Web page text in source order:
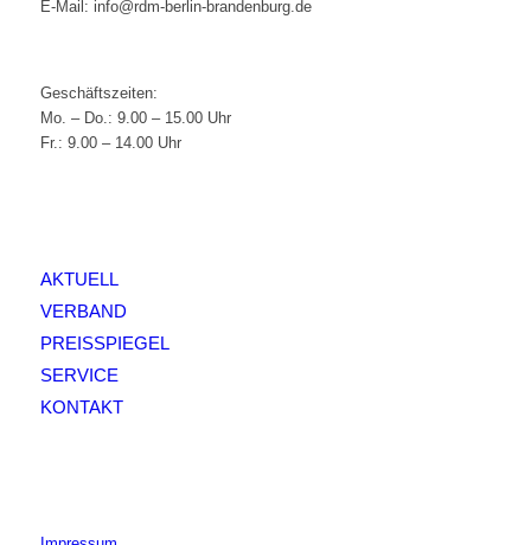
E-Mail: info@rdm-berlin-brandenburg.de
Geschäftszeiten:
Mo. – Do.: 9.00 – 15.00 Uhr
Fr.: 9.00 – 14.00 Uhr
AKTUELL
VERBAND
PREISSPIEGEL
SERVICE
KONTAKT